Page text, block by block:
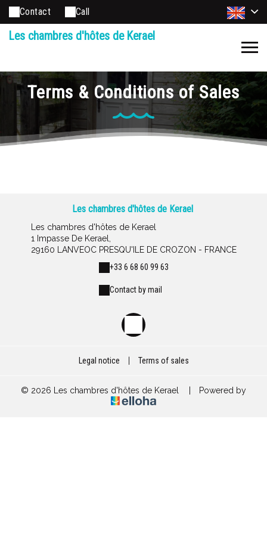
Contact Call
Les chambres d'hôtes de Kerael
Terms & Conditions of Sales
Les chambres d'hôtes de Kerael
Les chambres d'hôtes de Kerael
1 Impasse De Kerael,
29160 LANVEOC PRESQU'ILE DE CROZON - FRANCE
+33 6 68 60 99 63
Contact by mail
Legal notice Terms of sales
© 2026 Les chambres d'hôtes de Kerael Powered by